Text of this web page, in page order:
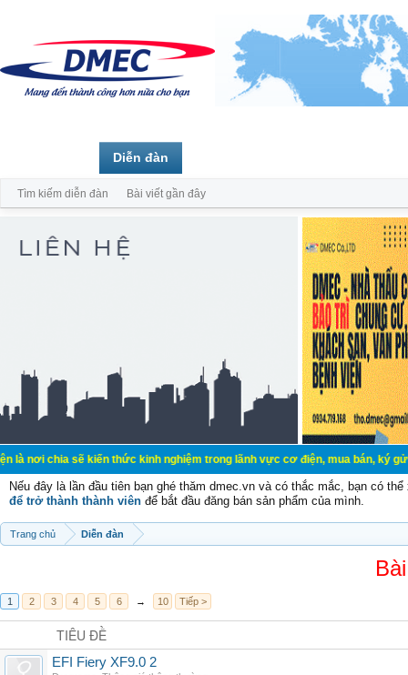
chia sẽ kiến thức kinh nghiệm trong lãnh vực cơ điện, mua bán, ký
Nếu đây là lần đầu tiên bạn ghé thăm dmec.vn và có thắc mắc, bạn có
để trở thành thành viên để bắt đầu đăng bán sản phẩm của mình.
Trang chủ Diễn đàn
1 2 3 4 5 6 → 10 Tiếp >
TIÊU ĐỀ
EFI Fiery XF9.0 2
Diễn đàn
Tìm kiếm diễn đàn Bài viết gần đây